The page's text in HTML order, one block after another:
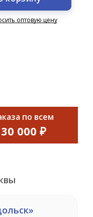
оптовую цену
по всем
30 000 ₽